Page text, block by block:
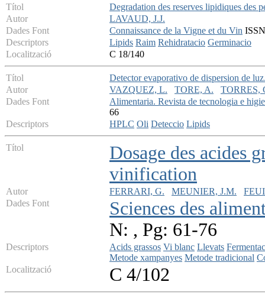
Títol
Degradation des reserves lipidiques des
Autor
LAVAUD, J.J.
Dades Font
Connaissance de la Vigne et du Vin
Descriptors
Lipids Raim Rehidratacio Germinacio
Localització
C 18/140
Títol
Detector evaporativo de dispersion de
Autor
VAZQUEZ, L. TORE, A.
TORRES,
Dades Font
Alimentaria. Revista de tecnologia e
66
Descriptors
HPLC Oli Deteccio Lipids
Títol
Dosage des acides
vinification
Autor FERRARI, G. MEUNIER, J.M.
Dades Font
Sciences des
N: , Pg: 61-76
Descriptors Acids grassos Vi blanc Llevats
Metode xampanyes Metode tradicional
Localització
C 4/102